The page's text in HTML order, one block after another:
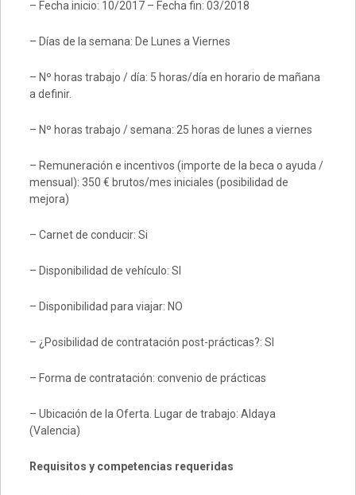
– Fecha inicio: 10/2017 – Fecha fin: 03/2018
– Días de la semana: De Lunes a Viernes
– Nº horas trabajo / día: 5 horas/día en horario de mañana
a definir.
– Nº horas trabajo / semana: 25 horas de lunes a viernes
– Remuneración e incentivos (importe de la beca o ayuda /
mensual): 350 € brutos/mes iniciales (posibilidad de
mejora)
– Carnet de conducir: Si
– Disponibilidad de vehículo: SI
– Disponibilidad para viajar: NO
– ¿Posibilidad de contratación post-prácticas?: SI
– Forma de contratación: convenio de prácticas
– Ubicación de la Oferta. Lugar de trabajo: Aldaya
(Valencia)
Requisitos y competencias requeridas